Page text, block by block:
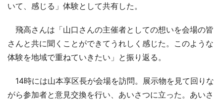
いて、感じる」体験として共有した。
飛高さんは「山口さんの主催者としての想いを会場の皆
さんと共に聞くことができてうれしく感じた。このような
体験を地域で重ねていきたい」と振り返る。
14時には山本享区長が会場を訪問。展示物を見て回りな
がら参加者と意見交換を行い、あいさつに立った。あいさ